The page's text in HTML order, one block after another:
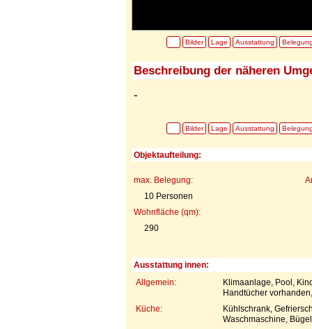
Bilder Lage Ausstattung
Beschreibung der näheren
-
Bilder Lage Ausstattung
Objektaufteilung:
max. Belegung:
10 Personen
Wohnfläche (qm):
290
Ausstattung innen:
Allgemein:
Klimaanlage, Pool,
Handtücher
Küche:
Kühlschrank,
Waschmaschine,